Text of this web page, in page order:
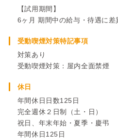
【試用期間】
6ヶ月 期間中の給与・待遇に差
受動喫煙対策特記事項
対策あり
受動喫煙対策：屋内全面禁煙
休日
年間休日日数125日
完全週休２日制（土・日）
祝日、年末年始・夏季・慶弔
年間休日125日